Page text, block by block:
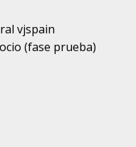
vjspain
(fase prueba)